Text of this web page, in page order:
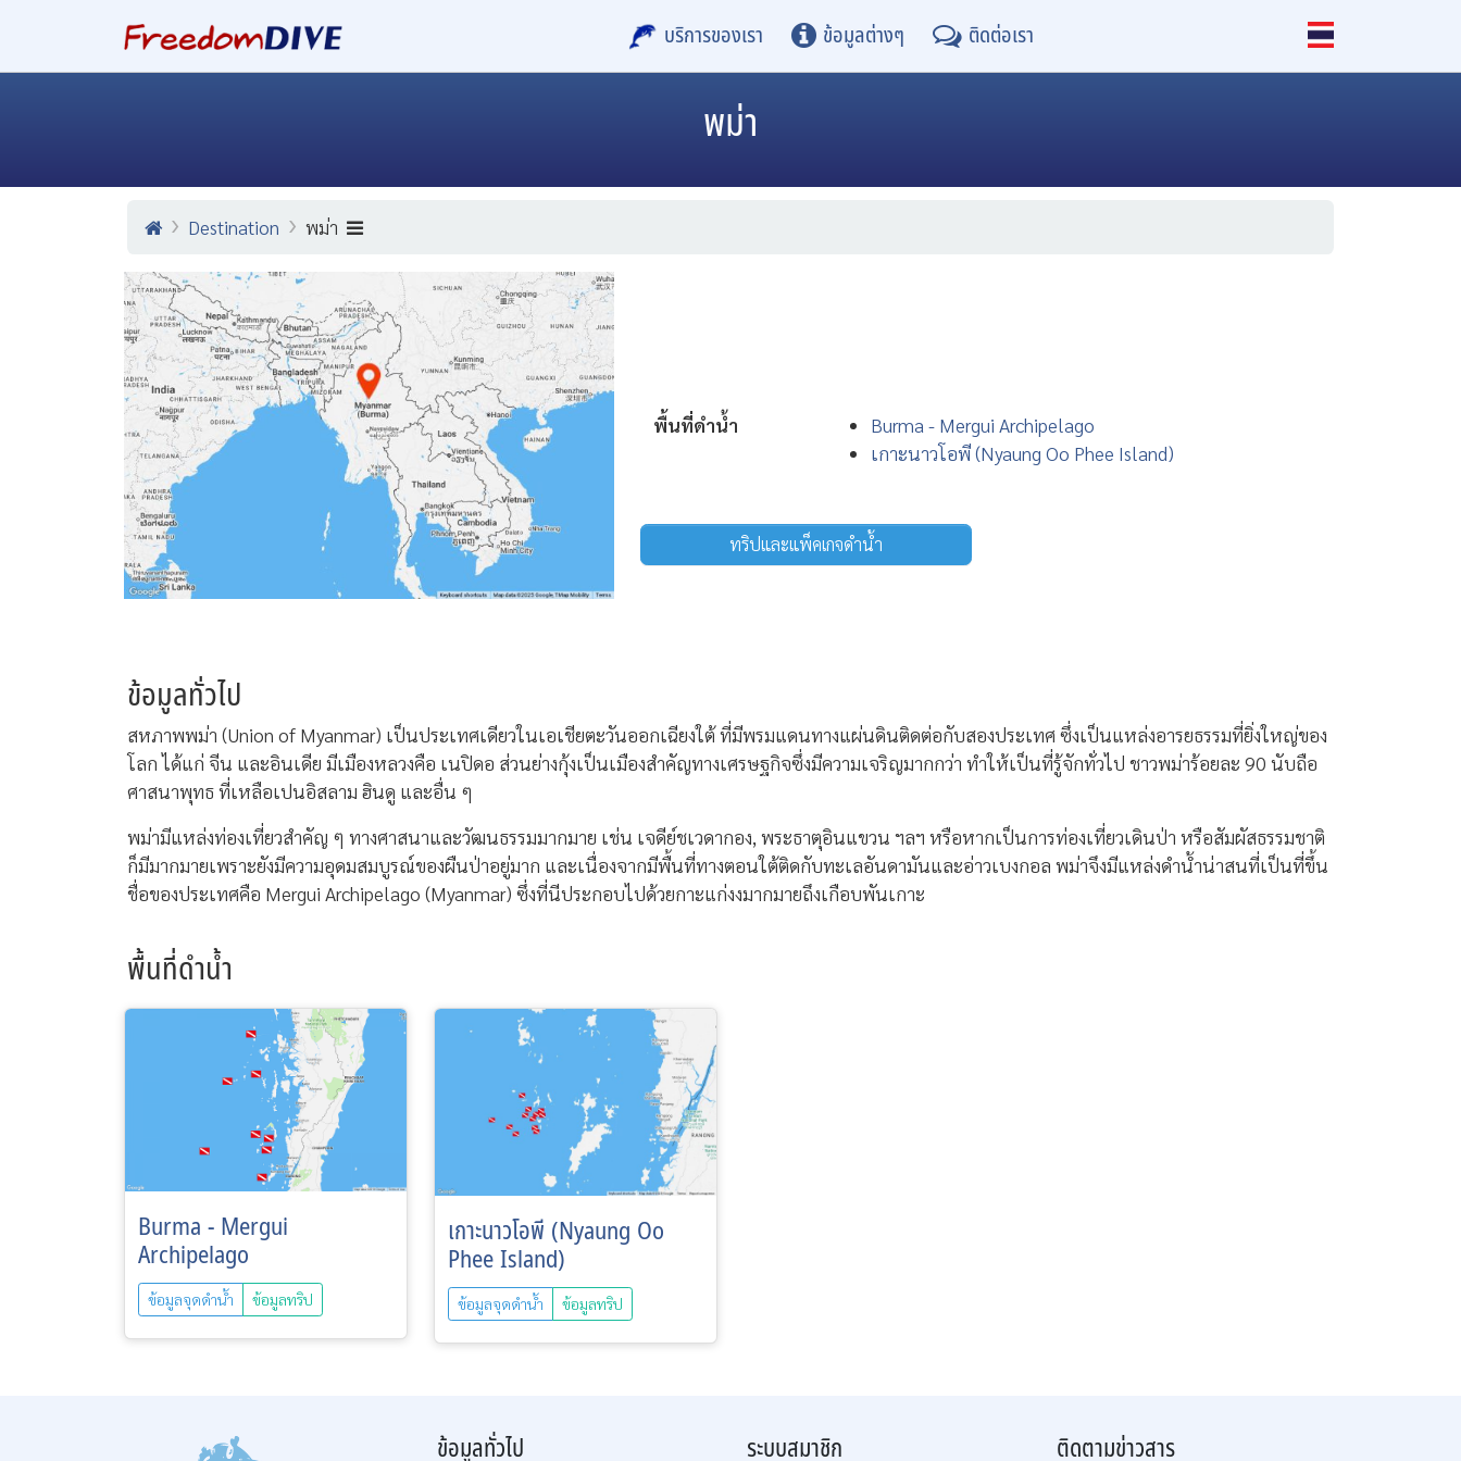
บริการของเรา ข้อมูลต่างๆ ติดต่อเรา
พม่า
Destination พม่า
พื้นที่ดำน้ำ
Burma - Mergui Archipelago
เกาะนาวโอพี (Nyaung Oo Phee Island)
ทริปและแพ็คเกจดำน้ำ
ข้อมูลทั่วไป
สหภาพพม่า (Union of Myanmar) เป็นประเทศเดียวในเอเชียตะวันออกเฉียงใต้ ที่มีพรมแดนทางแผ่นดินติดต่อกับสองประเทศ ซึ่งเป็นแหล่งอารยธรรมที่ยิ่งใหญ่ของ
โลก ได้แก่ จีน และอินเดีย มีเมืองหลวงคือ เนปิดอ ส่วนย่างกุ้งเป็นเมืองสำคัญทางเศรษฐกิจซึ่งมีความเจริญมากกว่า ทำให้เป็นที่รู้จักทั่วไป ชาวพม่าร้อยละ 90 นับถือ
ศาสนาพุทธ ที่เหลือเปนอิสลาม ฮินดู และอื่น ๆ
พม่ามีแหล่งท่องเที่ยวสำคัญ ๆ ทางศาสนาและวัฒนธรรมมากมาย เช่น เจดีย์ชเวดากอง, พระธาตุอินแขวน ฯลฯ หรือหากเป็นการท่องเที่ยวเดินป่า หรือสัมผัสธรรมชาติ
ก็มีมากมายเพราะยังมีความอุดมสมบูรณ์ของผืนป่าอยู่มาก และเนื่องจากมีพื้นที่ทางตอนใต้ติดกับทะเลอันดามันและอ่าวเบงกอล พม่าจึงมีแหล่งดำน้ำน่าสนที่เป็นที่ขึ้น
ชื่อของประเทศคือ Mergui Archipelago (Myanmar) ซึ่งที่นีประกอบไปด้วยกาะแก่งงมากมายถึงเกือบพันเกาะ
พื้นที่ดำน้ำ
Burma - Mergui
Archipelago
ข้อมูลจุดดำน้ำ ข้อมูลทริป
เกาะนาวโอพี (Nyaung Oo
Phee Island)
ข้อมูลจุดดำน้ำ ข้อมูลทริป
ข้อมูลทั่วไป ระบบสมาชิก ติดตามข่าวสาร